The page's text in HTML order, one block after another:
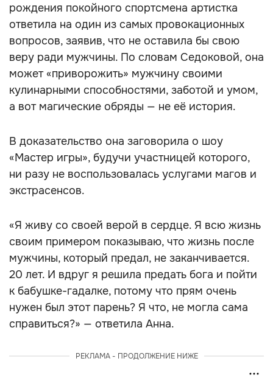
рождения покойного спортсмена артистка
ответила на один из самых провокационных
вопросов, заявив, что не оставила бы свою
веру ради мужчины. По словам Седоковой, она
может «приворожить» мужчину своими
кулинарными способностями, заботой и умом,
а вот магические обряды — не её история.
В доказательство она заговорила о шоу
«Мастер игры», будучи участницей которого,
ни разу не воспользовалась услугами магов и
экстрасенсов.
«Я живу со своей верой в сердце. Я всю жизнь
своим примером показываю, что жизнь после
мужчины, который предал, не заканчивается.
20 лет. И вдруг я решила предать бога и пойти
к бабушке-гадалке, потому что прям очень
нужен был этот парень? Я что, не могла сама
справиться?» — ответила Анна.
РЕКЛАМА - ПРОДОЛЖЕНИЕ НИЖЕ